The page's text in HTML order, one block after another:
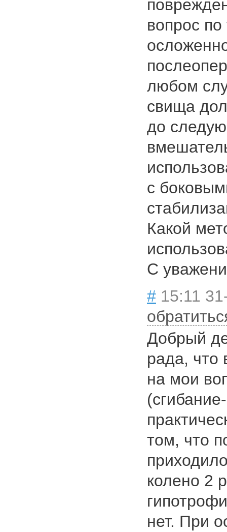
вопрос по
любом
свища
до
с
Какой
С
# 15:11
Добрый
рада, что
на мои
том, что
колено 2
нет. При